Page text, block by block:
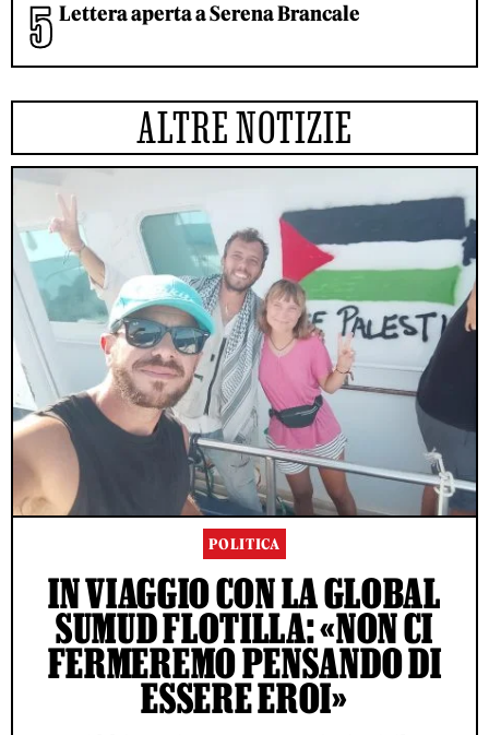
Lettera aperta a Serena Brancale
ALTRE NOTIZIE
POLITICA
IN VIAGGIO CON LA GLOBAL
SUMUD FLOTILLA: «NON CI
FERMEREMO PENSANDO DI
ESSERE EROI»